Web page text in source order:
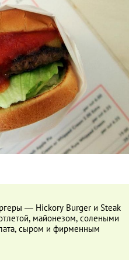
— Hickory Burger и Steak
майонезом, солеными
сыром и фирменным